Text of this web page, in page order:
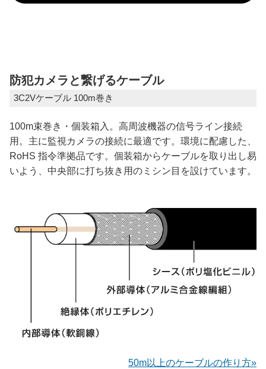
防犯カメラと繋げるケーブル
3C2Vケーブル 100m巻き
100m束巻き・個装箱入。高周波機器の信号ライン接続
用。主に監視カメラの接続に最適です。環境に配慮した、
RoHS 指令準拠品です。個装箱からケーブルを取り出し易
いよう、中央部に打ち抜き用のミシン目を設けています。
50m以上のケーブルの作り方»